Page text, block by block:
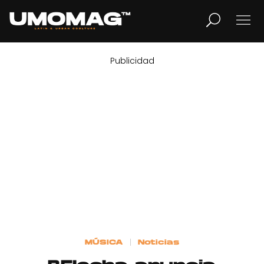
LIFESTYLE
Publicidad
MÚSICA Noticias